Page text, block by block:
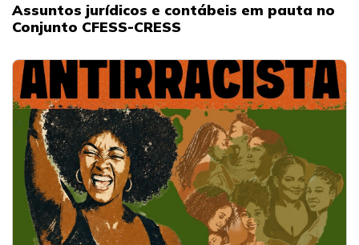
Assuntos jurídicos e contábeis em pauta no
Conjunto CFESS-CRESS